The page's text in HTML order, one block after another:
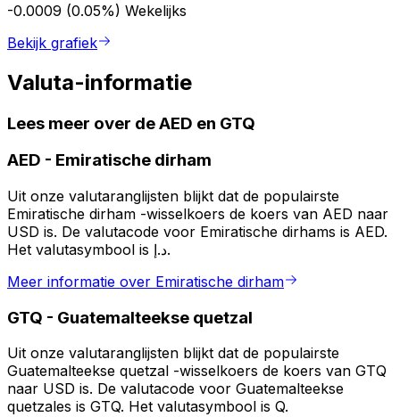
-0.0009 (0.05%) Wekelijks
Bekijk grafiek
Valuta-informatie
Lees meer over de AED en GTQ
AED - Emiratische dirham
Uit onze valutaranglijsten blijkt dat de populairste
Emiratische dirham -wisselkoers de koers van AED naar
USD is. De valutacode voor Emiratische dirhams is AED.
Het valutasymbool is د.إ.
Meer informatie over Emiratische dirham
GTQ - Guatemalteekse quetzal
Uit onze valutaranglijsten blijkt dat de populairste
Guatemalteekse quetzal -wisselkoers de koers van GTQ
naar USD is. De valutacode voor Guatemalteekse
quetzales is GTQ. Het valutasymbool is Q.